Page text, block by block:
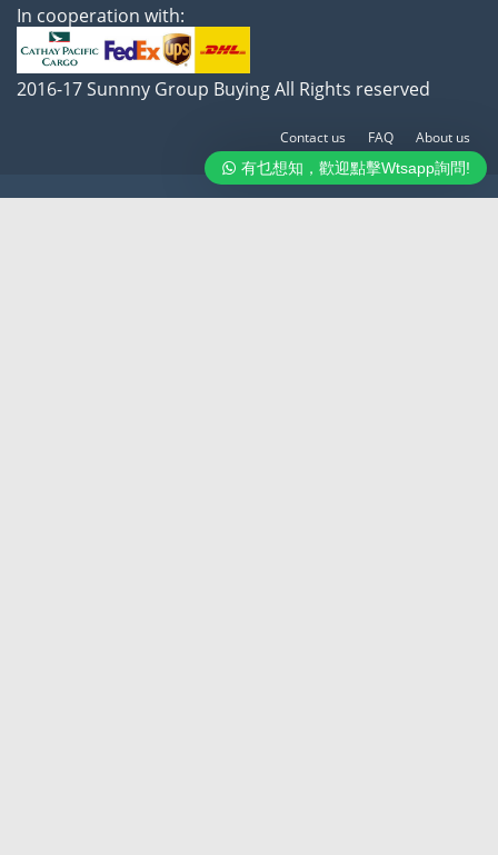
有乜想知，歡迎點擊Wtsapp詢問!
In cooperation with:
2016-17 Sunnny Group Buying All Rights reserved
Contact us FAQ About us